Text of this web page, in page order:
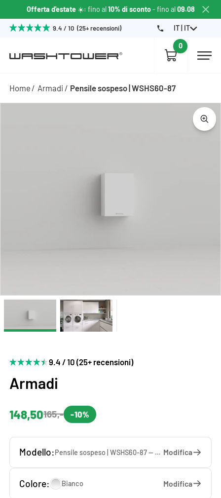
Offerta d'estate☀️: fino al10% di sconto- fino al09.08
9.4 / 10 (25+ recensioni) IT | IT
0
Home Armadi Pensile sospeso | WSHS60-87
9.4 / 10 (25+ recensioni)
Armadi
148,50165,- -10%
Modello: Pensile sospeso | WSHS60-87 — 60 x 87 x 37 cm Modifica
Colore: Bianco Modifica